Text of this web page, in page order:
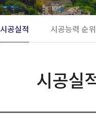
시공실적 시공능력 순
시공실